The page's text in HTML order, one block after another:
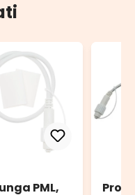
PML,